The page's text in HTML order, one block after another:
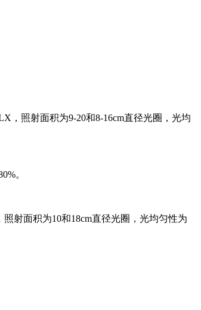
，照射面积为9-20和8-16cm直径光圈，光均
。
射面积为10和18cm直径光圈，光均匀性为